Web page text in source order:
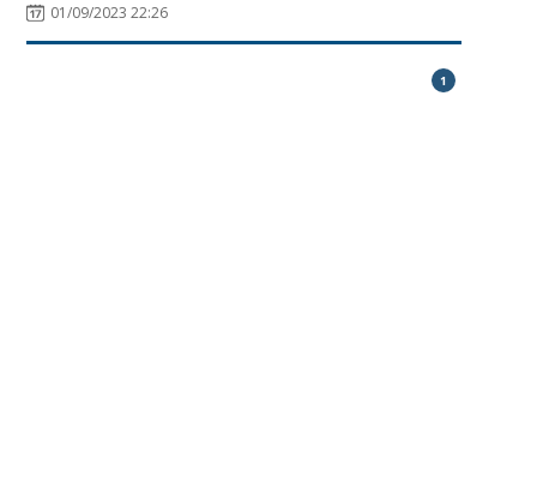
01/09/2023 22:26
1